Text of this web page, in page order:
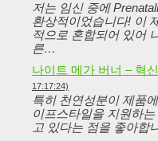
저는 임신 중에
환상적이었습니다! 이
적으로 혼합되어 있어
른…
나이트 메가 버너 – 혁
17:17:24)
특히 천연성분이 제품
이프스타일을 지원하
고 있다는 점을 좋아합